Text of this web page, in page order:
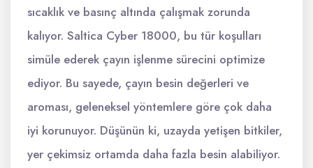
sıcaklık ve basınç altında çalışmak zorunda
kalıyor. Saltica Cyber 18000, bu tür koşulları
simüle ederek çayın işlenme sürecini optimize
ediyor. Bu sayede, çayın besin değerleri ve
aroması, geleneksel yöntemlere göre çok daha
iyi korunuyor. Düşünün ki, uzayda yetişen bitkiler,
yer çekimsiz ortamda daha fazla besin alabiliyor.